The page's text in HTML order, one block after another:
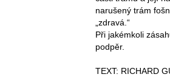
narušený trám
„zdravá.“
Při jakémkoli
podpěr.
TEXT: RICHARD